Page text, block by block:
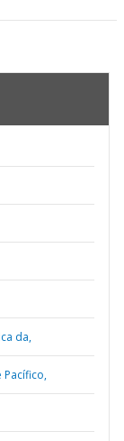
da,
Pacífico,